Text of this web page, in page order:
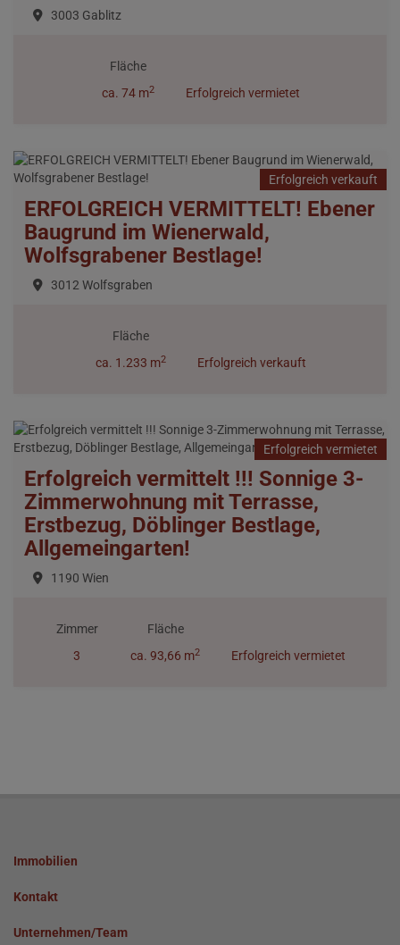
3003 Gablitz
Fläche
ca. 74 m2 Erfolgreich vermietet
Erfolgreich verkauft
ERFOLGREICH VERMITTELT! Ebener
Baugrund im Wienerwald,
Wolfsgrabener Bestlage!
3012 Wolfsgraben
Fläche
ca. 1.233 m2 Erfolgreich verkauft
Erfolgreich vermietet
Erfolgreich vermittelt !!! Sonnige 3-
Zimmerwohnung mit Terrasse,
Erstbezug, Döblinger Bestlage,
Allgemeingarten!
1190 Wien
Zimmer
3
Fläche
ca. 93,66 m2 Erfolgreich vermietet
Immobilien
Kontakt
Unternehmen/Team